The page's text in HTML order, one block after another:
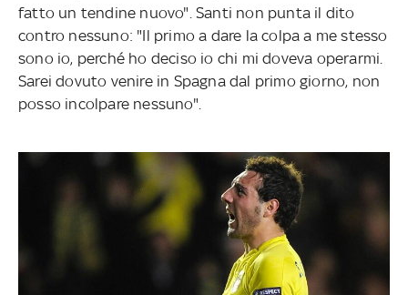
fatto un tendine nuovo". Santi non punta il dito
contro nessuno: "Il primo a dare la colpa a me stesso
sono io, perché ho deciso io chi mi doveva operarmi.
Sarei dovuto venire in Spagna dal primo giorno, non
posso incolpare nessuno".